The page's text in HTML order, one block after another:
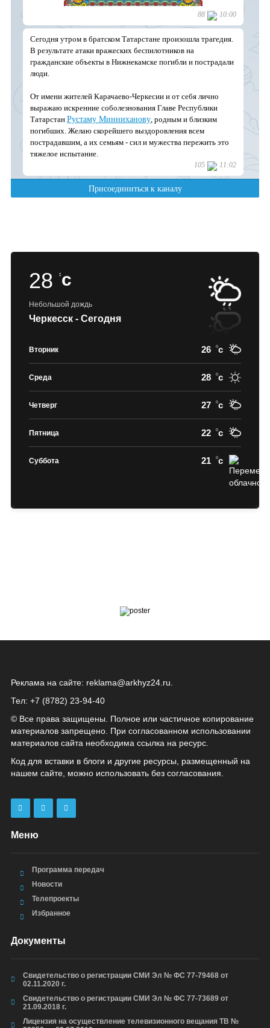
28 c
Небольшой дождь
Черкесск - Сегодня
Вторник 26 c
Среда 28 c
Четверг 27 c
Пятница 22 c
Суббота 21 c
Реклама на сайте: reklama@arkhyz24.ru
Тел: +7 (8782) 23‑94‑40
© Все права защищены. Полное или частичное копирование
материалов запрещено. При согласованном использовании
материалов сайта необходима ссылка на ресурс.
Код для вставки в блоги и другие ресурсы, размещенный на
нашем сайте, можно использовать без согласования.
Меню
Программа передач
Новости
Телепроекты
Избранное
Документы
Свидетельство о регистрации СМИ Эл № ФС 77-79468 от
02.11.2020 г.
Свидетельство о регистрации СМИ Эл № ФС 77-73689 от
21.09.2018 г.
Лицензия на осуществление телевизионного вещания ТВ №